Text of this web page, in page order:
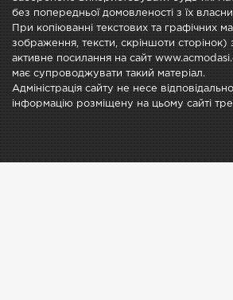
без попередньої домовленості з їх
При копіюванні текстових та графічних
зображення, тексти, скріншоти сторінок)
активне посилання на сайт
має супроводжувати такий матеріал.
Адміністрація сайту не несе
інформацію розміщену на цьому сайті